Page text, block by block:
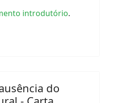
introdutório.
do